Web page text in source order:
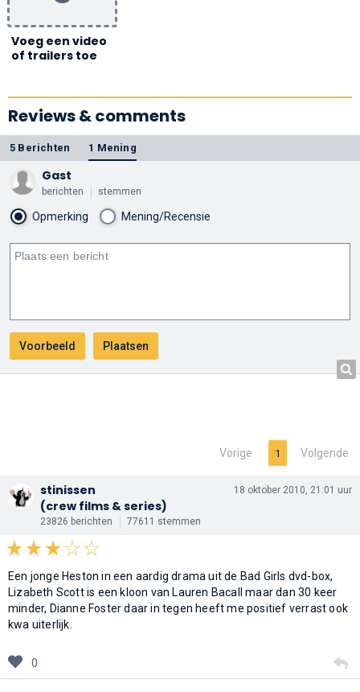
Voeg een video
of trailers toe
Reviews & comments
5 Berichten 1 Mening
Gast
berichten stemmen
Opmerking Mening/Recensie
Vorige 1 Volgende
stinissen
(crew films & series)
23826 berichten 77611 stemmen
18 oktober 2010, 21:01 uur
Een jonge Heston in een aardig drama uit de Bad Girls dvd-box,
Lizabeth Scott is een kloon van Lauren Bacall maar dan 30 keer
minder, Dianne Foster daar in tegen heeft me positief verrast ook
kwa uiterlijk.
0